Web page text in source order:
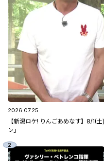
2026.07.25
【新潟ロケ! りんごあめなす】8/1(
ン」